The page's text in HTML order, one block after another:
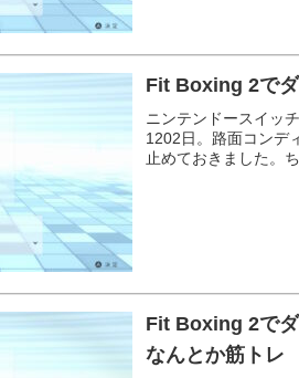
Fit Boxing 2で
ニンテンドースイッ
1202日。路面コンデ
止めておきました。
Fit Boxing 2で
なんとか筋トレ